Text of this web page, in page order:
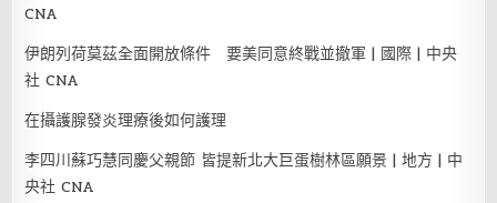
CNA
伊朗列荷莫茲全面開放條件 要美同意終戰並撤軍 | 國際 | 中央
社 CNA
在攝護腺發炎理療後如何護理
李四川蘇巧慧同慶父親節 皆提新北大巨蛋樹林區願景 | 地方 | 中
央社 CNA